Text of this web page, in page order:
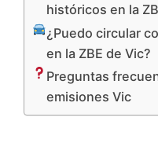
históricos en la
¿Puedo circular
en la ZBE de Vic?
Preguntas
emisiones Vic